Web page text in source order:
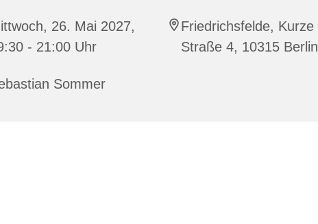
26. Mai 2027,
- 21:00 Uhr
Friedrichsfelde, Kurze
Straße 4, 10315 Berlin
Sommer